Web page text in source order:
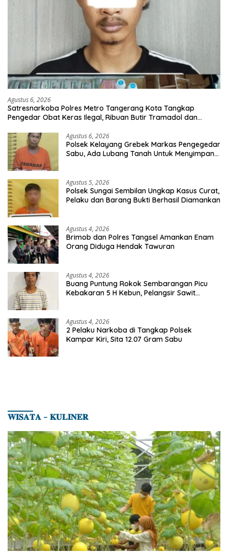
Agustus 6, 2026
Satresnarkoba Polres Metro Tangerang Kota Tangkap
Pengedar Obat Keras Ilegal, Ribuan Butir Tramadol dan
Agustus 6, 2026
Polsek Kelayang Grebek Markas Pengegedar
Sabu, Ada Lubang Tanah Untuk Menyimpan
Agustus 5, 2026
Polsek Sungai Sembilan Ungkap Kasus Curat,
Pelaku dan Barang Bukti Berhasil Diamankan
Agustus 4, 2026
Brimob dan Polres Tangsel Amankan Enam
Orang Diduga Hendak Tawuran
Agustus 4, 2026
Buang Puntung Rokok Sembarangan Picu
Kebakaran 5 H Kebun, Pelangsir Sawit
Agustus 4, 2026
2 Pelaku Narkoba di Tangkap Polsek
Kampar Kiri, Sita 12.07 Gram Sabu
𝐖𝐈𝐒𝐀𝐓𝐀 – 𝐊𝐔𝐋𝐈𝐍𝐄𝐑